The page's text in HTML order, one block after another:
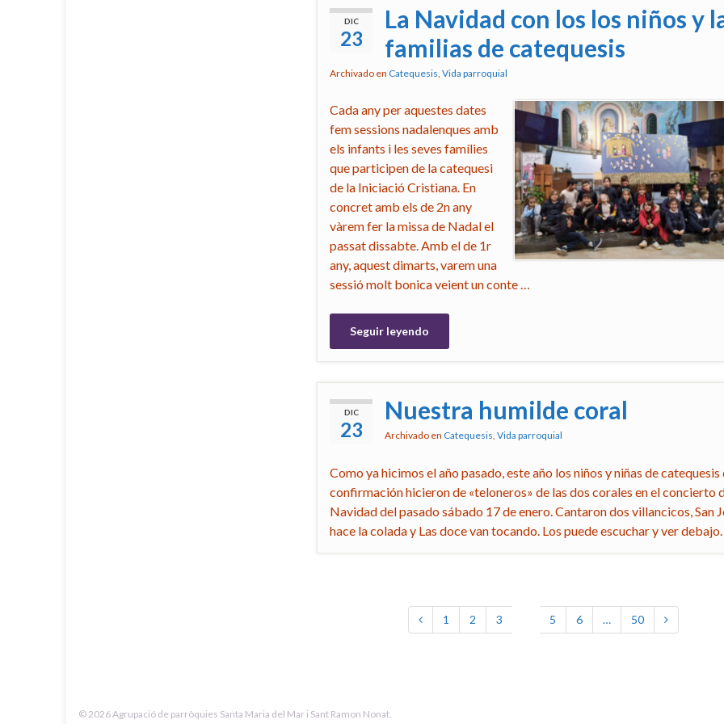
DIC
23
La Navidad con los los niños y
familias de catequesis
Archivado en Catequesis, Vida parroquial
Cada any per aquestes dates
fem sessions nadalenques amb
els infants i les seves famílies
que participen de la catequesi
de la Iniciació Cristiana. En
concret amb els de 2n any
vàrem fer la missa de Nadal el
passat dissabte. Amb el de 1r
any, aquest dimarts, varem una
sessió molt bonica veient un conte …
Seguir leyendo
DIC
23
Nuestra humilde coral
Archivado en Catequesis, Vida parroquial
Como ya hicimos el año pasado, este año los niños y niñas de catequesis
confirmación hicieron de «teloneros» de las dos corales en el concierto
Navidad del pasado sábado 17 de enero. Cantaron dos villancicos, San
hace la colada y Las doce van tocando. Los puede escuchar y ver debajo.
1 2 3 5 6 … 50
© 2026 Agrupació de parròquies Santa Maria del Mar i Sant Ramon Nonat.